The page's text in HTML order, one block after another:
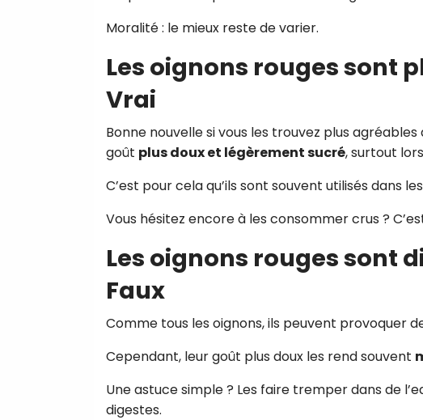
Moralité : le mieux reste de varier.
Les oignons rouges sont
Vrai
Bonne nouvelle si vous les trouvez plus
goût plus doux et légèrement sucré, surtout
C’est pour cela qu’ils sont souvent utilisés dans
Vous hésitez encore à les consommer crus ?
Les oignons rouges sont
Faux
Comme tous les oignons, ils peuvent provoquer
Cependant, leur goût plus doux les rend souvent
Une astuce simple ? Les faire tremper dans de
digestes.